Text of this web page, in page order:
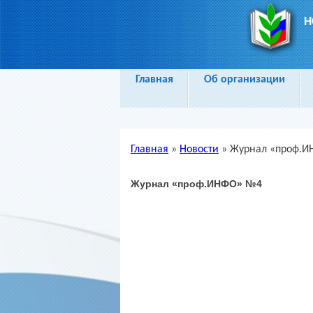
Главная Об организации
Главная » Новости » Журнал
Журнал «проф.ИНФО» №4